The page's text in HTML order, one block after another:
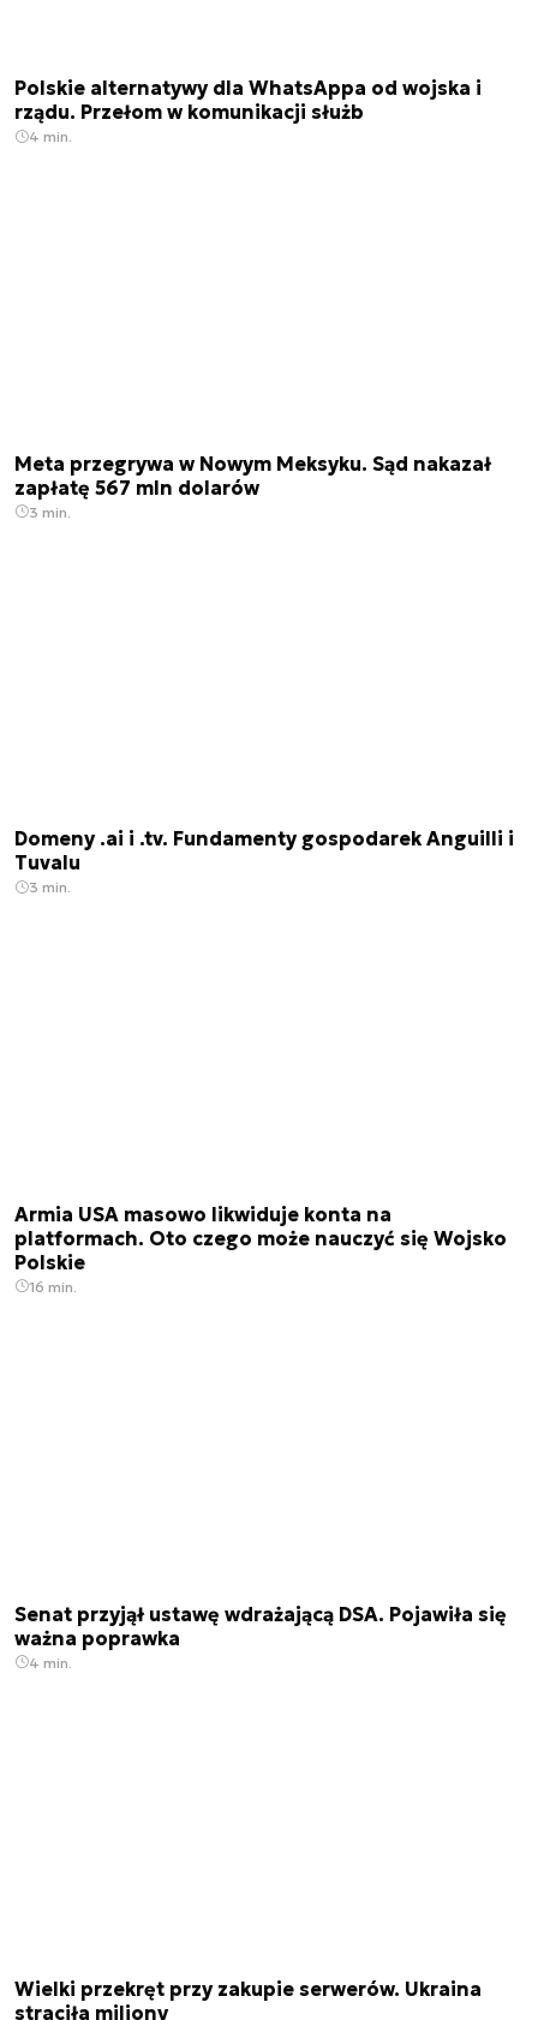
Polskie alternatywy dla WhatsAppa od wojska i
rządu. Przełom w komunikacji służb
4 min.
Meta przegrywa w Nowym Meksyku. Sąd nakazał
zapłatę 567 mln dolarów
3 min.
Domeny .ai i .tv. Fundamenty gospodarek Anguilli i
Tuvalu
3 min.
Armia USA masowo likwiduje konta na
platformach. Oto czego może nauczyć się Wojsko
Polskie
16 min.
Senat przyjął ustawę wdrażającą DSA. Pojawiła się
ważna poprawka
4 min.
Wielki przekręt przy zakupie serwerów. Ukraina
straciła miliony